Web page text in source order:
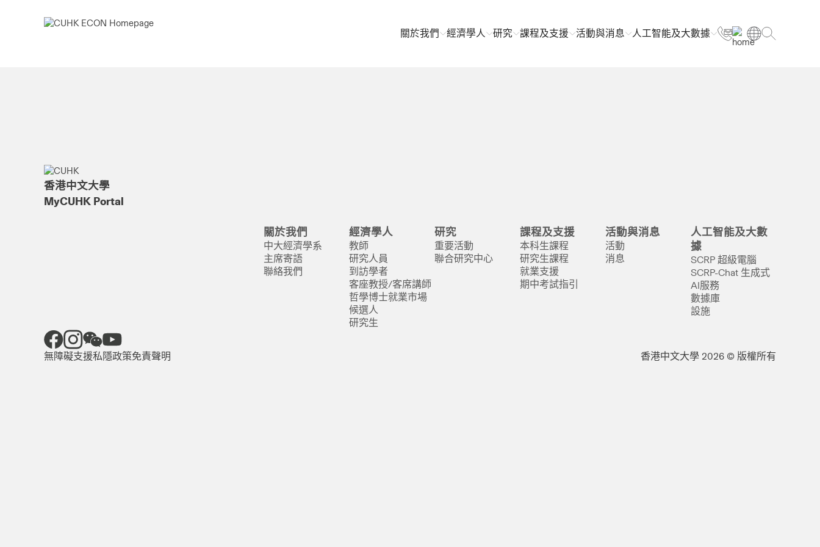
關於我們 經濟學人 研究 課程及支援 活動與消息 人工智能及大數據
香港中文大學
MyCUHK Portal
關於我們
中大經濟學系
主席寄語
聯絡我們
經濟學人
教師
研究人員
到訪學者
客座教授/客席講師
哲學博士就業市場
候選人
研究生
研究
重要活動
聯合研究中心
課程及支援
本科生課程
研究生課程
就業支援
期中考試指引
活動與消息
活動
消息
人工智能及大數
據
SCRP 超級電腦
SCRP-Chat 生成式
AI服務
數據庫
設施
無障礙支援私隱政策免責聲明 香港中文大學 2026 © 版權所有